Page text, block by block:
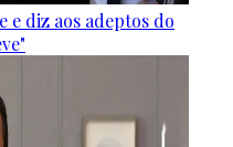
e diz aos adeptos do